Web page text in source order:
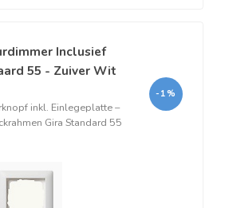
Inclusief
55 - Zuiver Wit
inkl. Einlegeplatte –
Gira Standard 55
-1%